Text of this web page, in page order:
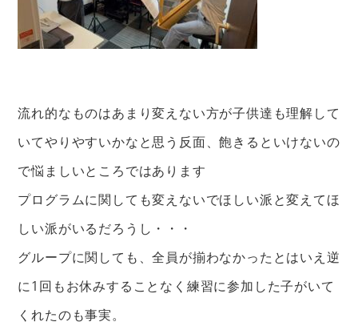
流れ的なものはあまり変えない方が子供達も理解して
いてやりやすいかなと思う反面、飽きるといけないの
で悩ましいところではあります
プログラムに関しても変えないでほしい派と変えてほ
しい派がいるだろうし・・・
グループに関しても、全員が揃わなかったとはいえ逆
に1回もお休みすることなく練習に参加した子がいて
くれたのも事実。